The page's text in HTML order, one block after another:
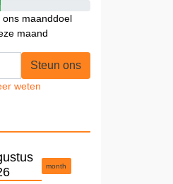
maanddoel
maand
Steun ons
weten
month